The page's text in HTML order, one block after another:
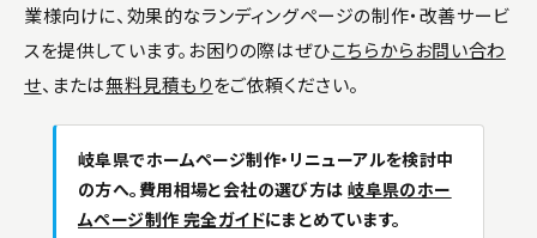
業様向けに、効果的なランディングページの制作・改善サービ
スを提供しています。お困りの際はぜひこちらからお問い合わ
せ、または無料見積もりをご依頼ください。
岐阜県でホームページ制作・リニューアルを検討中
の方へ。費用相場と会社の選び方は岐阜県のホー
ムページ制作 完全ガイドにまとめています。